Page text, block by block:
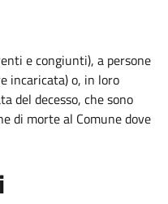
e congiunti), a persone
incaricata) o, in loro
del decesso, che sono
di morte al Comune dove